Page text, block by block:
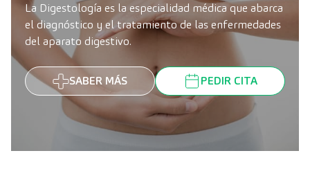
La Digestología es la especialidad médica que abarca
el diagnóstico y el tratamiento de las enfermedades
del aparato digestivo.
SABER MÁS PEDIR CITA